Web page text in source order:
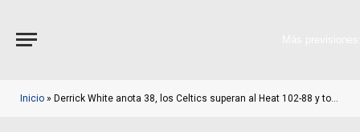
Inicio » Derrick White anota 38, los Celtics superan al Heat 102-88 y toman ventaja de 3-1 en la serie de playoffs del Este